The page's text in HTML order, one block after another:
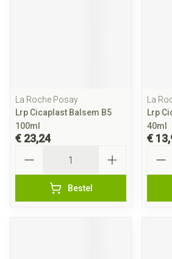
La Roche Posay
Lrp Cicaplast Balsem B5
100ml
€ 23,24
Bestel
La
Lrp
40ml
€